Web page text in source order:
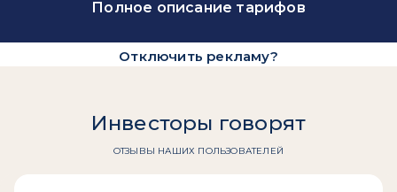
Полное описание тарифов
Отключить рекламу?
Инвесторы говорят
ОТЗЫВЫ НАШИХ ПОЛЬЗОВАТЕЛЕЙ